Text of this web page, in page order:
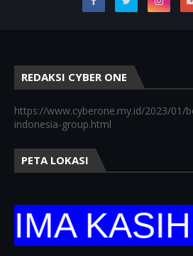
REDAKSI CYBER ONE
https://www.cyberone.my.id/2023/01/
indonesia-group.html
PETA LOKASI